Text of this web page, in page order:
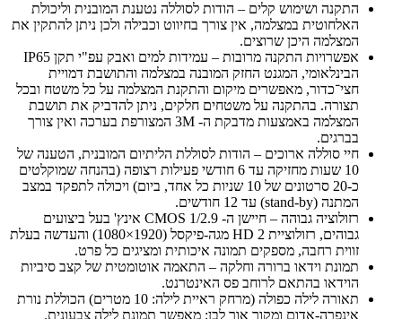
התקנה ושימוש קלים – הודות לסוללה נטענת המובנית וליכולת
האלחוטית במצלמה, אין צורך בחיווט וכבילה ולכן ניתן להתקין את
המצלמה היכן שרוצים.
אפשרויות התקנה מרובות – עמידות למים ואבק עפ"י תקן IP65
הבינלאומי, המגנט החזק המובנה במצלמה והתושבת דמויית
חצי־כדור, מאפשרים מיקום והתקנת המצלמה על כל משטח ובכל
תצורה. בהתקנה על משטחים חלקים, ניתן להדביק את תושבת
המצלמה באמצעות מדבקת ה- 3M המצורפת בערכה ואין צורך
בברגים.
חיי סוללה ארוכים – הודות לסוללת הליתיום המובנית, הטענה של
10 שעות מחזיקה עד 6 חודשי פעילות רצופה (בהנחה שמוקלטים
כ-20 סרטונים של 10 שניות כל אחד, ביום) ויכולה לתפקד במצב
המתנה (stand-by) עד 12 חודשים.
רזולוציה גבוהה – חיישן ה- CMOS 1/2.9 אינץ' בעל ביצועים
גבוהים, רזולוציית HD 2 מגה-פיקסל (1920×1080) והעדשה בעלת
זווית רחבה, מספקים תמונה איכותית ומציגים כל פרט.
תמונת וידאו ברורה וחלקה – התאמה אוטומטית של קצב סיביות
הוידאו בהתאם לרוחב פס האינטרנט.
תאורה לילה כפולה (מרחק ראיית לילה: 10 מטרים) הכוללת נורת
אינפרה-אדום ומקור אור לבן; מאפשר תמונת לילה צבעונית.